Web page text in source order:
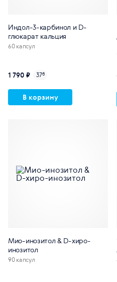
Индол-3-карбинол и D-
глюкарат кальция
60 капсул
1 790 ₽ 37б
В корзину
Мио-инозитол & D-хиро-
инозитол
90 капсул